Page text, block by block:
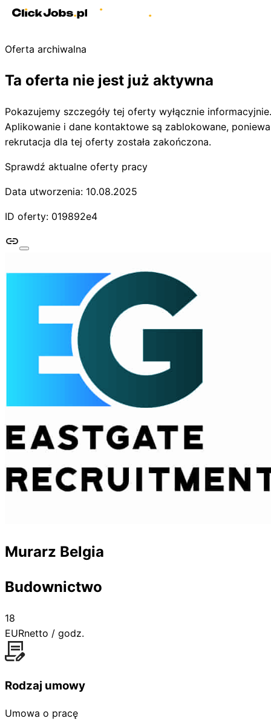
Oferta archiwalna
Ta oferta nie jest już aktywna
Pokazujemy szczegóły tej oferty wyłącznie informacyjnie.
Aplikowanie i dane kontaktowe są zablokowane,
rekrutacja dla tej oferty została zakończona.
Sprawdź aktualne oferty pracy
Data utworzenia: 10.08.2025
ID oferty: 019892e4
Murarz Belgia
Budownictwo
18
EURnetto / godz.
Rodzaj umowy
Umowa o pracę